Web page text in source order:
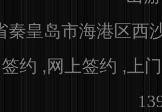
秦皇岛市海港区西
约 ,网上签约 ,上